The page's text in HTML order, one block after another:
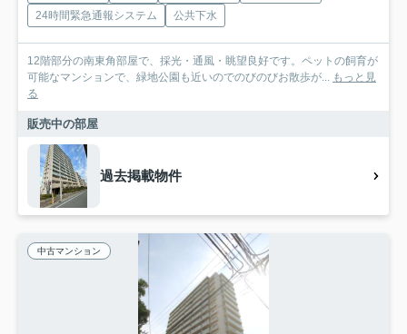
24時間緊急通報システム
公共下水
12階部分の南東角部屋で、採光・通風・眺望良好です。ペットの飼育が
可能なマンションで、緑地公園も近いのでのびのびお散歩が... もっと見
る
販売中の部屋
過去掲載物件
中古マンション